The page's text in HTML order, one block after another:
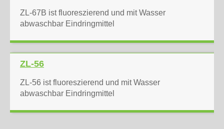
ZL-67B ist fluoreszierend und mit Wasser
abwaschbar Eindringmittel
ZL-56
ZL-56 ist fluoreszierend und mit Wasser
abwaschbar Eindringmittel